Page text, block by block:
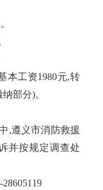
本工资1980元,转
部分)。
,遵义市消防救援
并按规定调查处
28605119